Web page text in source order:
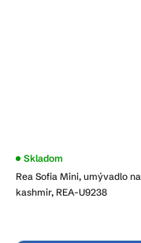
Rea Sofia Mini, umývadlo
kashmir, REA-U9238
Skladom